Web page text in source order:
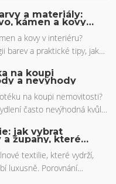
a materiály:
kámen a kovy v
a kovy v interiéru?
barev a praktické tipy, jak
na koupi
a nevýhody
na koupi nemovitosti?
často nevýhodná kvůli
dluhů.
jak vybrat
župany, které
textilie, které vydrží,
luxusně. Porovnání